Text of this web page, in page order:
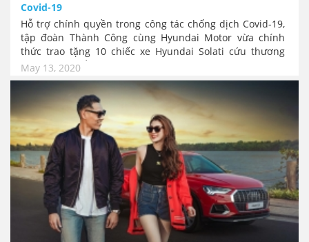
Covid-19
Hỗ trợ chính quyền trong công tác chống dịch Covid-19,
tập đoàn Thành Công cùng Hyundai Motor vừa chính
thức trao tặng 10 chiếc xe Hyundai Solati cứu thương
được phát triển tại Việt Nam cho những cơ sở y tế tuyến
đầu chống dịch Covid-19. Đồng thời trong kế hoạch phát
triển sản phẩm, TC Motor cũng bắt đầu phát triển dòng
xe Hyundai Solati cứu thương cũng như xe chở người
chuyên dụng.
May 13, 2020